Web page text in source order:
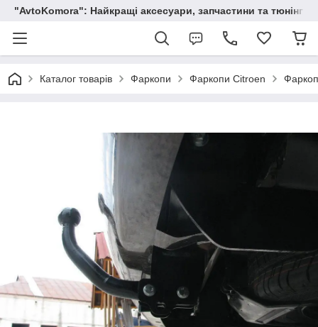
"AvtoKomora": Найкращі аксесуари, запчастини та тюнінг
Каталог товарів Фаркопи Фаркопи Citroen